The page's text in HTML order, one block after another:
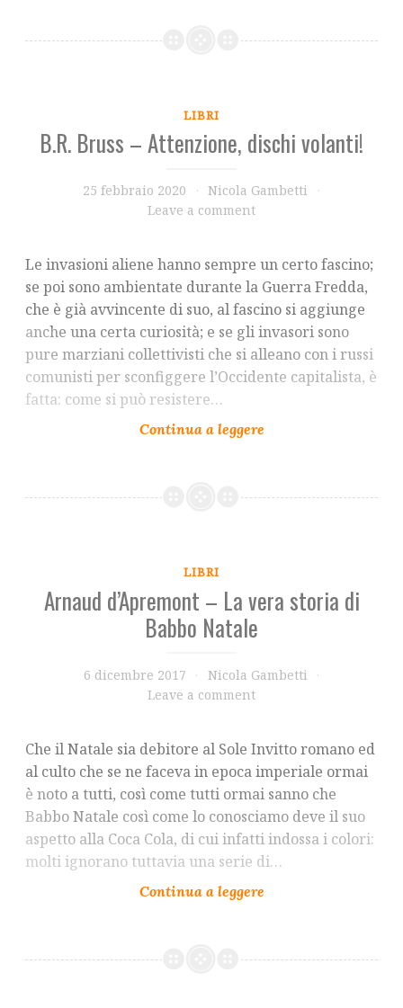
LIBRI
B.R. Bruss – Attenzione, dischi volanti!
25 febbraio 2020
Nicola Gambetti
Leave a comment
Le invasioni aliene hanno sempre un certo fascino;
se poi sono ambientate durante la Guerra Fredda,
che è già avvincente di suo, al fascino si aggiunge
anche una certa curiosità; e se gli invasori sono
pure marziani collettivisti che si alleano con i russi
comunisti per sconfiggere l’Occidente capitalista, è
fatta: come si può resistere…
LIBRI
Arnaud d’Apremont – La vera storia di
Babbo Natale
6 dicembre 2017
Nicola Gambetti
Leave a comment
Che il Natale sia debitore al Sole Invitto romano ed
al culto che se ne faceva in epoca imperiale ormai
è noto a tutti, così come tutti ormai sanno che
Babbo Natale così come lo conosciamo deve il suo
aspetto alla Coca Cola, di cui infatti indossa i colori:
molti ignorano tuttavia una serie di…